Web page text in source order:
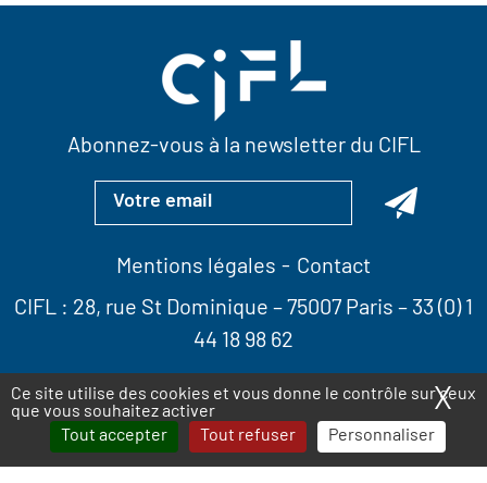
Ce site utilise des cookies et vous donne le contrôle sur ceux
que vous souhaitez activer
Tout accepter
Tout refuser Personnaliser
X
Abonnez-vous à la newsletter du CIFL
Mentions légales
Contact
CIFL : 28, rue St Dominique – 75007 Paris – 33 (0) 1
44 18 98 62